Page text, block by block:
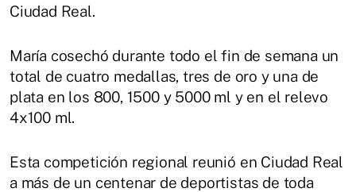
Ciudad Real.
María cosechó durante todo el fin de semana un
total de cuatro medallas, tres de oro y una de
plata en los 800, 1500 y 5000 ml y en el relevo
4x100 ml.
Esta competición regional reunió en Ciudad Real
a más de un centenar de deportistas de toda